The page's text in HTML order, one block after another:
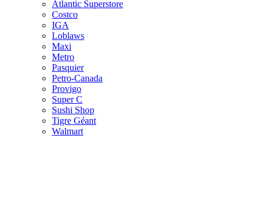
Atlantic Superstore
Costco
IGA
Loblaws
Maxi
Metro
Pasquier
Petro-Canada
Provigo
Super C
Sushi Shop
Tigre Géant
Walmart